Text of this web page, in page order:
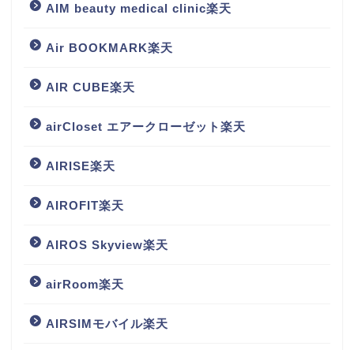
AIM beauty medical clinic楽天
Air BOOKMARK楽天
AIR CUBE楽天
airCloset エアークローゼット楽天
AIRISE楽天
AIROFIT楽天
AIROS Skyview楽天
airRoom楽天
AIRSIMモバイル楽天